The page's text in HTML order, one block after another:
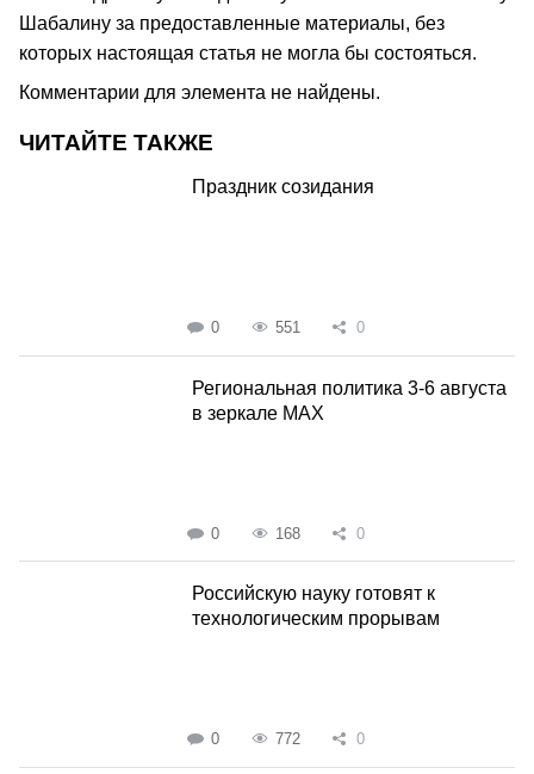
Шабалину за предоставленные материалы, без
которых настоящая статья не могла бы состояться.
Комментарии для элемента не найдены.
ЧИТАЙТЕ ТАКЖЕ
Праздник созидания
0 551 0
Региональная политика 3-6 августа
в зеркале MAX
0 168 0
Российскую науку готовят к
технологическим прорывам
0 772 0